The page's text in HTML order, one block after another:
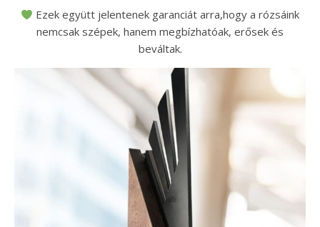
Ezek együtt jelentenek garanciát arra,hogy a rózsáink
nemcsak szépek, hanem megbízhatóak, erősek és
beváltak.